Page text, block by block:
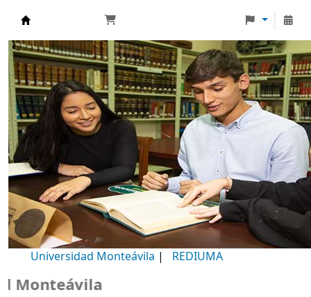
Biblioteca Universidad Monteávila
Universidad Monteávila | REDIUMA